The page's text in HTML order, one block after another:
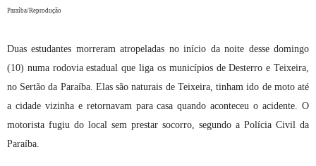
Paraíba/Reprodução
Duas estudantes morreram atropeladas no início da noite desse domingo
(10) numa rodovia estadual que liga os municípios de Desterro e Teixeira,
no Sertão da Paraíba. Elas são naturais de Teixeira, tinham ido de moto até
a cidade vizinha e retornavam para casa quando aconteceu o acidente. O
motorista fugiu do local sem prestar socorro, segundo a Polícia Civil da
Paraíba.